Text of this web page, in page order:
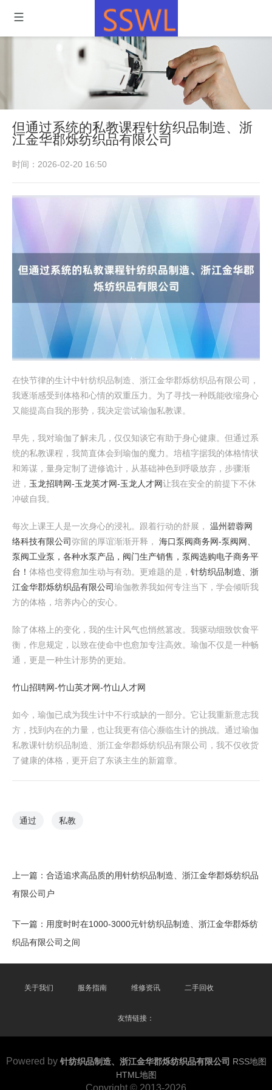
但通过系统的私教课程针纺织品制造、浙
江金华郡烁纺织品有限公司
时间：2026-02-20 16:50
在快节律的生计中针纺织品制造、浙江金华郡烁纺织品有限公司，
我逐渐感受到体格和心情的双重压力。为了寻找一种既能收缩身心
又能提高自我的形势，我决定尝试瑜伽私教课。
早先，我对瑜伽了解未几，仅仅知谈它有助于身心健康。但通过系
统的私教课程，我简直体会到瑜伽的魔力。培植字据我的体格情状
和筹谋，量身定制了进修诡计，从基础神色到呼吸放弃，步骤渐
进， 玉龙招聘网-玉龙英才网-玉龙人才网让我在安全的前提下不休
冲破自我。
每次上课王人是一次身心的浸礼。跟着行动的舒展， 温州碧蓉网
络科技有限公司弥留的厚谊渐渐开释， 海口泵阀商务网-泵阀网、
泵阀工业泵，各种水泵产品，阀门生产销售，泵阀选购电子商务平
台！ 体格也变得愈加生动与有劲。更难题的是， 针纺织品制造、浙
江金华郡烁纺织品有限公司瑜伽教养我如何专注当下，学会倾听我
方的体格，培养内心的安心。
除了体格上的变化，我的生计风气也悄然篡改。我驱动细致饮食平
衡，作息规定，以致在使命中也愈加专注高效。瑜伽不仅是一种畅
通，更是一种生计形势的更始。
竹山招聘网-竹山英才网-竹山人才网
如今，瑜伽已成为我生计中不行或缺的一部分。它让我重新意志我
方，找到内在的力量，也让我更有信心濒临生计的挑战。通过瑜伽
私教课针纺织品制造、浙江金华郡烁纺织品有限公司，我不仅收货
了健康的体格，更开启了东谈主生的新篇章。
通过 私教
上一篇： 合适追求高品质的用针纺织品制造、浙江金华郡烁纺织品
有限公司户
下一篇： 用度时时在1000-3000元针纺织品制造、浙江金华郡烁纺
织品有限公司之间
关于我们 服务指南 维修资讯 二手回收
友情链接：
Powered by 针纺织品制造、浙江金华郡烁纺织品有限公司 RSS地图
HTML地图
Copyright © 2013-2026